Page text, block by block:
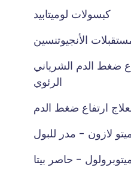
كبسولات لوميتابيد
الأنجيوتنسين
ضغط الدم الشرياني
الرئوي
لعلاج ارتفاع ضغط الدم
لازون - مدر للبول
- حاصر بيتا